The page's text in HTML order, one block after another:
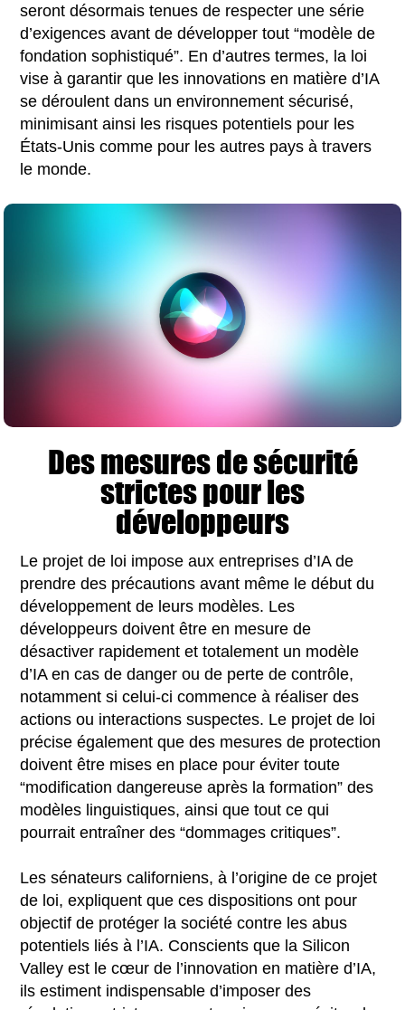
seront désormais tenues de respecter une série
d’exigences avant de développer tout “modèle de
fondation sophistiqué”. En d’autres termes, la loi
vise à garantir que les innovations en matière d’IA
se déroulent dans un environnement sécurisé,
minimisant ainsi les risques potentiels pour les
États-Unis comme pour les autres pays à travers
le monde.
Des mesures de sécurité
strictes pour les
développeurs
Le projet de loi impose aux entreprises d’IA de
prendre des précautions avant même le début du
développement de leurs modèles. Les
développeurs doivent être en mesure de
désactiver rapidement et totalement un modèle
d’IA en cas de danger ou de perte de contrôle,
notamment si celui-ci commence à réaliser des
actions ou interactions suspectes. Le projet de loi
précise également que des mesures de protection
doivent être mises en place pour éviter toute
“modification dangereuse après la formation” des
modèles linguistiques, ainsi que tout ce qui
pourrait entraîner des “dommages critiques”.
Les sénateurs californiens, à l’origine de ce projet
de loi, expliquent que ces dispositions ont pour
objectif de protéger la société contre les abus
potentiels liés à l’IA. Conscients que la Silicon
Valley est le cœur de l’innovation en matière d’IA,
ils estiment indispensable d’imposer des